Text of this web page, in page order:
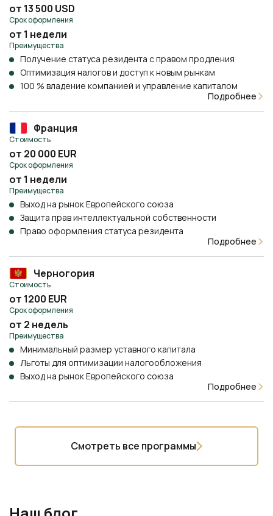
от 13 500 USD
Срок оформления
от 1 недели
Преимущества
Получение статуса резидента с правом продления
Оптимизация налогов и доступ к новым рынкам
100 % владение компанией и управление капиталом
Подробнее
Франция
Стоимость
от 20 000 EUR
Срок оформления
от 1 недели
Преимущества
Выход на рынок Европейского союза
Защита прав интеллектуальной собственности
Право оформления статуса резидента
Подробнее
Черногория
Стоимость
от 1200 EUR
Срок оформления
от 2 недель
Преимущества
Минимальный размер уставного капитала
Льготы для оптимизации налогообложения
Выход на рынок Европейского союза
Подробнее
Смотреть все программы